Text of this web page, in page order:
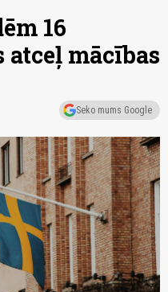
16
mācības
Seko mums Google